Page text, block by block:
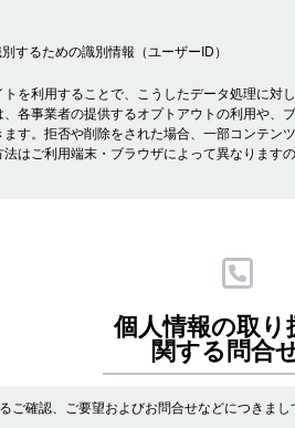
するための識別情報（ユーザーID）
を利用することで、こうしたデータ処理に対
、各事業者の提供するオプトアウトの利用や、
す。拒否や削除をされた場合、一部コンテン
はご利用端末・ブラウザによって異なります
個人情報の取り
関する問合
ご確認、ご要望およびお問合せなどにつきまし